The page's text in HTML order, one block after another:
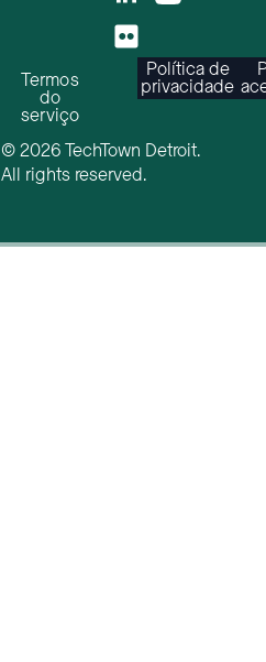
Termos
do
serviço
Política de
privacidade
© 2026 TechTown Detroit.
All rights reserved.